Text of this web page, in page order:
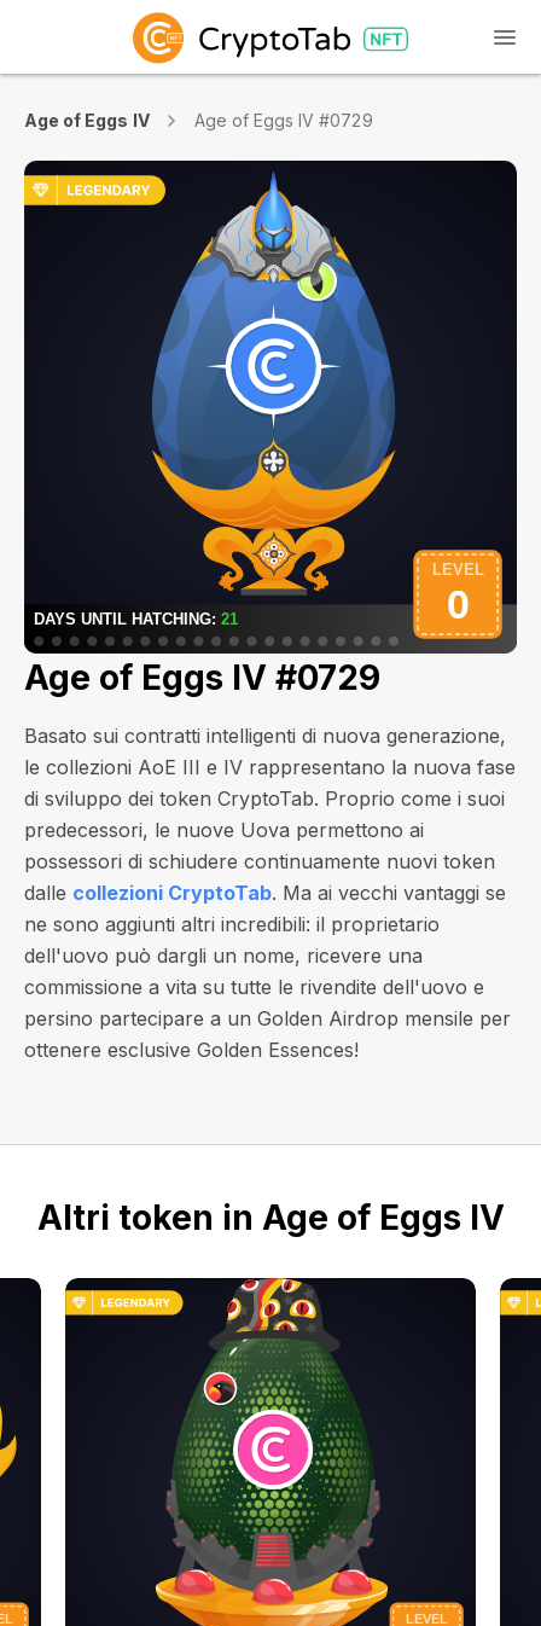
Age of Eggs IV Age of Eggs IV #0729
Age of Eggs IV #0729
Basato sui contratti intelligenti di nuova generazione,
le collezioni AoE III e IV rappresentano la nuova fase
di sviluppo dei token CryptoTab. Proprio come i suoi
predecessori, le nuove Uova permettono ai
possessori di schiudere continuamente nuovi token
dalle collezioni CryptoTab. Ma ai vecchi vantaggi se
ne sono aggiunti altri incredibili: il proprietario
dell'uovo può dargli un nome, ricevere una
commissione a vita su tutte le rivendite dell'uovo e
persino partecipare a un Golden Airdrop mensile per
ottenere esclusive Golden Essences!
Altri token in Age of Eggs IV